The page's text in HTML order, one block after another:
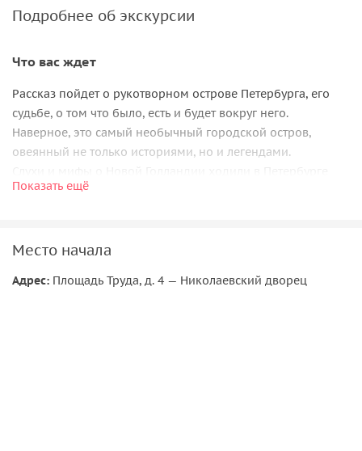
Подробнее об экскурсии
Что вас ждет
Рассказ пойдет о рукотворном острове Петербурга, его
судьбе, о том что было, есть и будет вокруг него.
Наверное, это самый необычный городской остров,
овеянный не только историями, но и легендами.
самые разнообразные, причем в равной степени и во
А что располагалось вокруг самого острова? Кто здесь
Показать ещё
Место начала
Адрес: Площадь Труда, д. 4 — Николаевский дворец